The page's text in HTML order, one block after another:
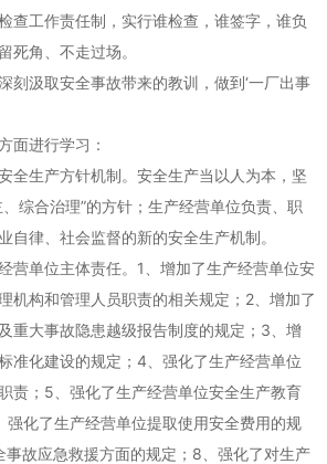
查工作责任制，实行谁检查，谁签字，谁负
死角、不走过场。
刻汲取安全事故带来的教训，做到‘一厂出事
面进行学习：
全生产方针机制。安全生产当以人为本，坚
综合治理”的方针；生产经营单位负责、职
自律、社会监督的新的安全生产机制。
营单位主体责任。1、增加了生产经营单位安
机构和管理人员职责的相关规定；2、增加了
重大事故隐患越级报告制度的规定；3、增
准化建设的规定；4、强化了生产经营单位
责；5、强化了生产经营单位安全生产教育
强化了生产经营单位提取使用安全费用的规
事故应急救援方面的规定；8、强化了对生产